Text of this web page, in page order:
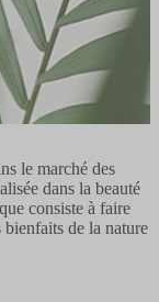
le marché des
dans la beauté
consiste à faire
bienfaits de la nature